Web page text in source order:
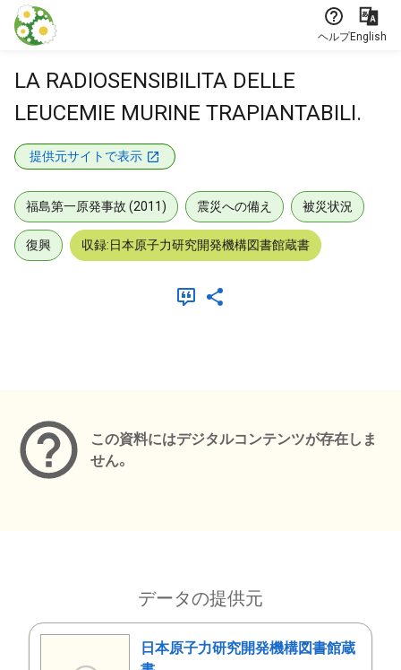
本文に飛ぶ
ヘルプEnglish
LA RADIOSENSIBILITA DELLE
LEUCEMIE MURINE TRAPIANTABILI.
提供元サイトで表示
福島第一原発事故 (2011) 震災への備え 被災状況
復興 収録:日本原子力研究開発機構図書館蔵書
この資料にはデジタルコンテンツが存在しま
せん。
データの提供元
日本原子力研究開発機構図書館蔵